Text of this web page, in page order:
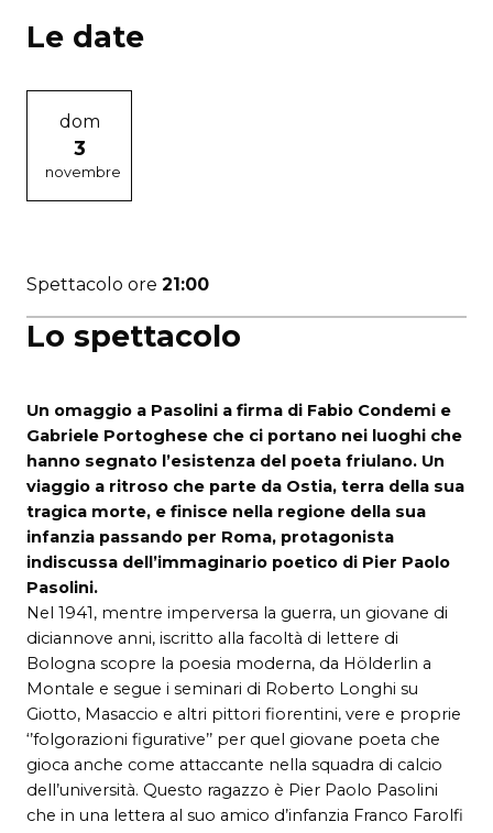
Lo spettacolo
Un omaggio a Pasolini a firma di Fabio Condemi e
Gabriele Portoghese che ci portano nei luoghi che
hanno segnato l’esistenza del poeta friulano. Un
viaggio a ritroso che parte da Ostia, terra della sua
tragica morte, e finisce nella regione della sua
infanzia passando per Roma, protagonista
indiscussa dell’immaginario poetico di Pier Paolo
Pasolini.
Nel 1941, mentre imperversa la guerra, un giovane di
diciannove anni, iscritto alla facoltà di lettere di
Bologna scopre la poesia moderna, da Hölderlin a
Montale e segue i seminari di Roberto Longhi su
Giotto, Masaccio e altri pittori fiorentini, vere e proprie
‘’folgorazioni figurative’’ per quel giovane poeta che
gioca anche come attaccante nella squadra di calcio
dell’università. Questo ragazzo è Pier Paolo Pasolini
che in una lettera al suo amico d’infanzia Franco Farolfi
Le date
dom
3
novembre
Spettacolo ore 21:00